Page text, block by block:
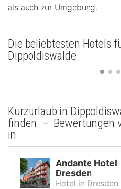
als auch zur Umgebung.
Die beliebtesten Hotels
Dippoldiswalde
Kurzurlaub in
finden – Bewertungen
in
Andante Hotel
Dresden
Hotel in Dresden